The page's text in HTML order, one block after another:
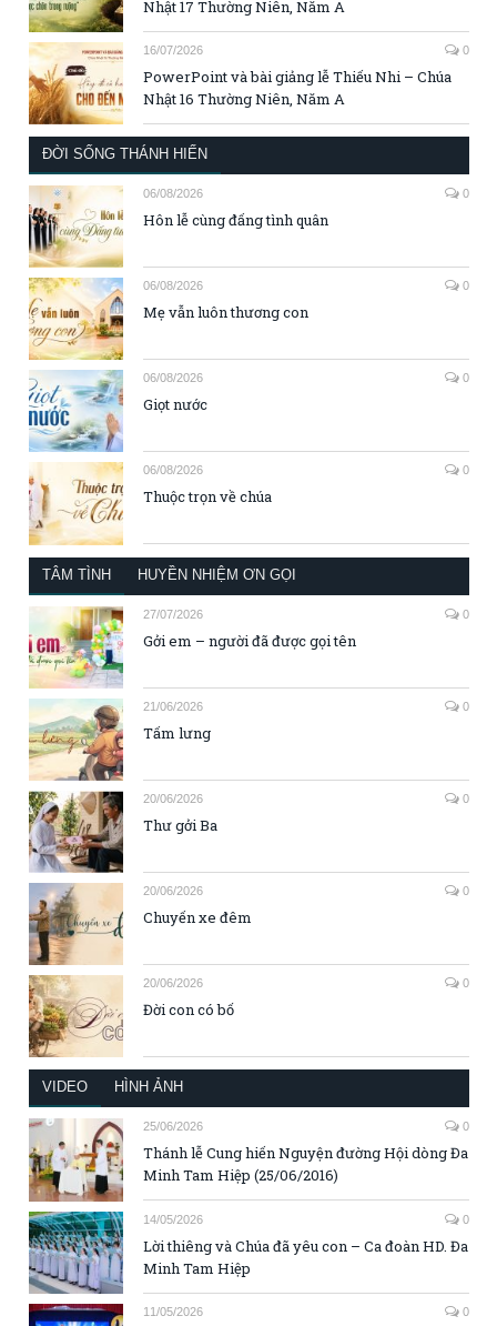
Nhật 17 Thường Niên, Năm A
16/07/2026 0
PowerPoint và bài giảng lễ Thiếu Nhi – Chúa
Nhật 16 Thường Niên, Năm A
ĐỜI SỐNG THÁNH HIẾN
06/08/2026 0
Hôn lễ cùng đấng tình quân
06/08/2026 0
Mẹ vẫn luôn thương con
06/08/2026 0
Giọt nước
06/08/2026 0
Thuộc trọn về chúa
TÂM TÌNH HUYỀN NHIỆM ƠN GỌI
27/07/2026 0
Gởi em – người đã được gọi tên
21/06/2026 0
Tấm lưng
20/06/2026 0
Thư gởi Ba
20/06/2026 0
Chuyến xe đêm
20/06/2026 0
Đời con có bố
VIDEO HÌNH ẢNH
25/06/2026 0
Thánh lễ Cung hiến Nguyện đường Hội dòng Đa
Minh Tam Hiệp (25/06/2016)
14/05/2026 0
Lời thiêng và Chúa đã yêu con – Ca đoàn HD. Đa
Minh Tam Hiệp
11/05/2026 0